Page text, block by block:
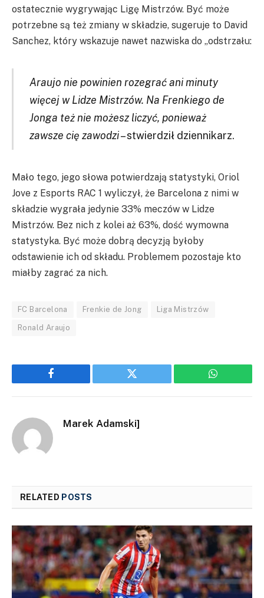
ostatecznie wygrywając Ligę Mistrzów. Być może
potrzebne są też zmiany w składzie, sugeruje to David
Sanchez, który wskazuje nawet nazwiska do „odstrzału:
Araujo nie powinien rozegrać ani minuty
więcej w Lidze Mistrzów. Na Frenkiego de
Jonga też nie możesz liczyć, ponieważ
zawsze cię zawodzi– stwierdził dziennikarz.
Mało tego, jego słowa potwierdzają statystyki, Oriol
Jove z Esports RAC 1 wyliczył, że Barcelona z nimi w
składzie wygrała jedynie 33% meczów w Lidze
Mistrzów. Bez nich z kolei aż 63%, dość wymowna
statystyka. Być może dobrą decyzją byłoby
odstawienie ich od składu. Problemem pozostaje kto
miałby zagrać za nich.
FC Barcelona Frenkie de Jong Liga Mistrzów
Ronald Araujo
Facebook Twitter WhatsApp
Marek Adamski]
RELATED POSTS